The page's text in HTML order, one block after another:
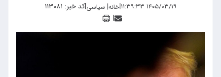
۱۴۰۵/۰۳/۱۹ ۱۱:۳۹:۳۳ |خانه| سیاسی|کد خبر: ۱۱۳۰۸۱
|